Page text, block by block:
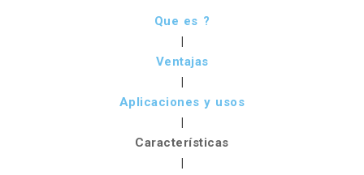
Que es ?
|
Ventajas
|
Aplicaciones y usos
|
Características
|